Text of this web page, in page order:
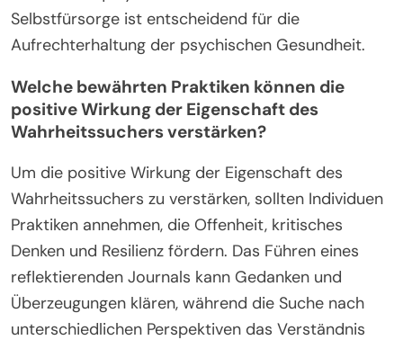
Selbstfürsorge ist entscheidend für die
Aufrechterhaltung der psychischen Gesundheit.
Welche bewährten Praktiken können die
positive Wirkung der Eigenschaft des
Wahrheitssuchers verstärken?
Um die positive Wirkung der Eigenschaft des
Wahrheitssuchers zu verstärken, sollten Individuen
Praktiken annehmen, die Offenheit, kritisches
Denken und Resilienz fördern. Das Führen eines
reflektierenden Journals kann Gedanken und
Überzeugungen klären, während die Suche nach
unterschiedlichen Perspektiven das Verständnis